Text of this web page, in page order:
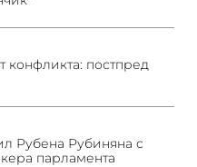
постпред
Рубена Рубиняна с
парламента